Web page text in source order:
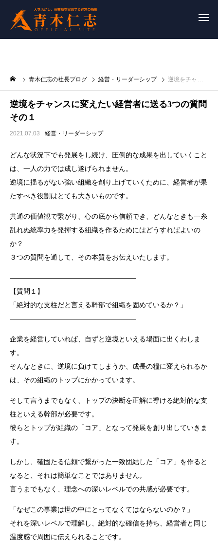
青木仁志の社長ブログ 経営・リーダーシップ 逆境をチャンスに変えたい経営者に送る3つの質問 その１
逆境をチャンスに変えたい経営者に送る3つの質問
その１
2021.07.03 経営・リーダーシップ
どんな状況下でも発展をし続け、圧倒的な成果を出していくこと
は、一人の力では成し遂げられません。
逆境に揺るがない強い組織を創り上げていくために、経営者が果
たすべき役割はとても大きいものです。
共通の価値観で繋がり、心の底から信頼でき、どんなときも一糸
乱れぬ統率力を発揮する組織を作るためにはどうすればよいの
か？
３つの質問を通して、その本質をお伝えいたします。
——————————————————–
【質問１】
「絶対的な支柱だと言える幹部で組織を固めているか？」
——————————————————–
企業を経営していれば、自ずと逆境といえる場面に出くわしま
す。
そんなときに、逆境に負けてしまうか、成長の糧に変えられるか
は、その組織のトップにかかっています。
そして言うまでもなく、トップの決断を正解に導ける絶対的な支
柱といえる幹部が必要です。
彼らとトップが組織の「コア」となって発展を創り出していきま
す。
しかし、確固たる信頼で繋がった一致団結した「コア」を作ると
なると、それは簡単なことではありません。
言うまでもなく、理念への深いレベルでの共感が必要です。
「なぜこの事業は世の中にとってなくてはならないのか？」
それを深いレベルで理解し、絶対的な確信を持ち、経営者と同じ
温度感で周囲に伝えられることです。